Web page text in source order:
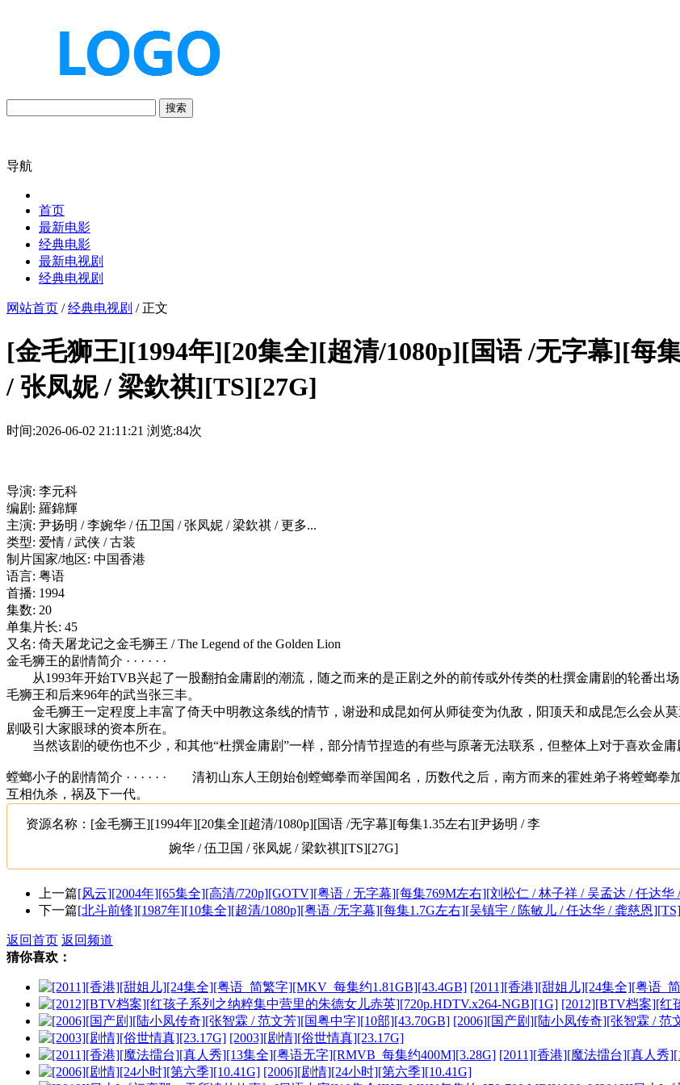
搜索
导航
首页
最新电影
经典电影
最新电视剧
经典电视剧
网站首页 /经典电视剧 / 正文
[金毛狮王][1994年][20集全][超清/1080p][国语 /无字幕][每
/ 张凤妮 / 梁欽祺][TS][27G]
时间:2026-06-02 21:11:21 浏览:84次
导演: 李元科
编剧: 羅錦輝
主演: 尹扬明 / 李婉华 / 伍卫国 / 张凤妮 / 梁欽祺 / 更多...
类型: 爱情 / 武侠 / 古装
制片国家/地区: 中国香港
语言: 粤语
首播: 1994
集数: 20
单集片长: 45
又名: 倚天屠龙记之金毛狮王 / The Legend of the Golden Lion
金毛狮王的剧情简介 · · · · · ·
从1993年开始TVB兴起了一股翻拍金庸剧的潮流，随之而来的是正剧之外的前传或外传类的杜撰金庸剧的轮番出
毛狮王和后来96年的武当张三丰。
金毛狮王一定程度上丰富了倚天中明教这条线的情节，谢逊和成昆如何从师徒变为仇敌，阳顶天和成昆怎么会从
剧吸引大家眼球的资本所在。
当然该剧的硬伤也不少，和其他“杜撰金庸剧”一样，部分情节捏造的有些与原著无法联系，但整体上对于喜欢金庸
螳螂小子的剧情简介 · · · · · · 清初山东人王朗始创螳螂拳而举国闻名，历数代之后，南方而来的霍姓弟子将螳螂拳
互相仇杀，祸及下一代。
资源名称：[金毛狮王][1994年][20集全][超清/1080p][国语 /无字幕][每集1.35左右][尹扬明 / 李
婉华 / 伍卫国 / 张凤妮 / 梁欽祺][TS][27G]
上一篇[风云][2004年][65集全][高清/720p][GOTV][粤语 / 无字幕][每集769M左右][刘松仁 / 林子祥 / 吴孟达 / 任达华
下一篇[北斗前锋][1987年][10集全][超清/1080p][粤语 /无字幕][每集1.7G左右][吴镇宇 / 陈敏儿 / 任达华 / 龚慈恩
返回首页 返回频道
猜你喜欢：
[2011][香港][甜姐儿][24集全][粤语_
[2012][BTV档案][红
[2006][国产剧][陆小凤传奇][张智霖 / 范
[2003][剧情][俗世情真][23.17G]
[2011][香港][魔法擂台][真人秀
[2006][剧情][24小时][第六季][10.41G]